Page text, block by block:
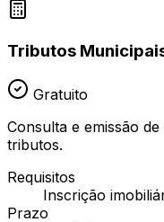
Tributos
Gratuito
Consulta e emissão
tributos.
Requisitos
Inscrição
Prazo